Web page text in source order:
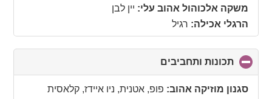
משקה אלכוהול אהוב עלי: יין לבן
הרגלי אכילה: רגיל
תכונות ותחביבים
to
collapse
סגנון מוזיקה אהוב: פופ, אטנית, ניו איידז, קלאסית